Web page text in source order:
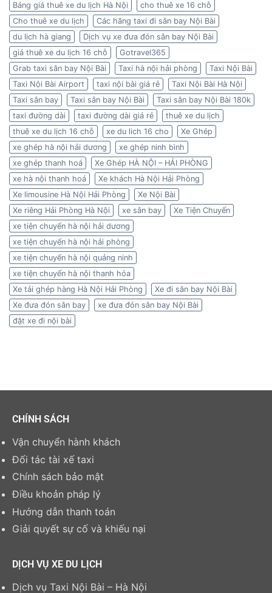
Bảng giá thuê xe du lịch Hà Nội
cho thuê xe 16 chỗ
Cho thuê xe du lịch
Các hãng taxi đi sân bay Nội Bài
du lịch hà giang
Dịch vụ xe đưa đón sân bay Nội Bài
giá thuê xe du lịch 16 chỗ
Gotravel365
Grab taxi sân bay Nội Bài
Taxi hà nội hải phòng
Taxi Nội Bài
Taxi Nội Bài Airport
taxi nội bài giá rẻ
Taxi Nội Bài Hà Nội
Taxi sân bay
Taxi sân bay Nội Bài
Taxi sân bay Nội Bài 180k
taxi đường dài
taxi đường dài giá rẻ
thuê xe du lịch
thuê xe du lịch 16 chỗ
xe du lich 16 cho
Xe Ghép
xe ghép hà nội hải dương
xe ghép ninh bình
xe ghép thanh hoá
Xe Ghép HÀ NỘI – HẢI PHÒNG
xe hà nội thanh hoá
Xe khách Hà Nội Hải Phòng
Xe limousine Hà Nội Hải Phòng
Xe Nội Bài
Xe riêng Hải Phòng Hà Nội
xe sân bay
Xe Tiện Chuyến
xe tiện chuyến hà nội hải dương
xe tiện chuyến hà nội hải phòng
xe tiện chuyến hà nội quảng ninh
xe tiện chuyến hà nội thanh hóa
Xe tải ghép hàng Hà Nội Hải Phòng
Xe đi sân bay Nội Bài
Xe đưa đón sân bay
xe đưa đón sân bay Nội Bài
đặt xe đi nội bài
CHÍNH SÁCH
Vận chuyển hành khách
Đối tác tài xế taxi
Chính sách bảo mật
Điều khoản pháp lý
Hướng dẫn thanh toán
Giải quyết sự cố và khiếu nại
DỊCH VỤ XE DU LỊCH
Dịch vụ Taxi Nội Bài – Hà Nội